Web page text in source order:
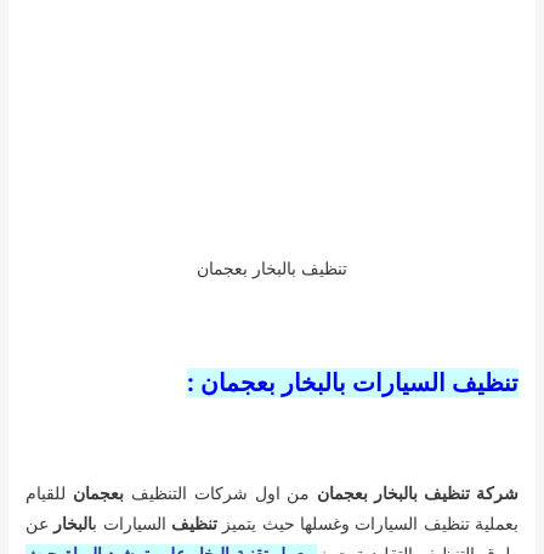
طرق التنظيف التقليدية حيث
يعمل تقنية البخار على ترشيد المياة حيث
استخدام مادة الشمع لتلميع السيارات للمحافظة عليها من الاتربة
الموجودة على الموتور
ويقوم فريق عملشركة تطهير بالبخار بعجمانباستخدام اقوى